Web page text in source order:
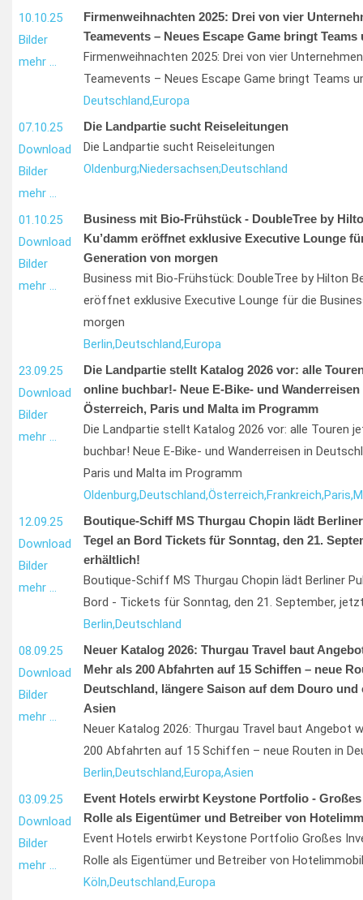
10.10.25
Bilder
mehr …
Firmenweihnachten 2025: Drei von vier
Teamevents – Neues Escape Game bringt Teams
Firmenweihnachten 2025: Drei von vier
Teamevents – Neues Escape Game bringt Teams
Deutschland,Europa
07.10.25
Download
Bilder
mehr …
Die Landpartie sucht Reiseleitungen
Die Landpartie sucht Reiseleitungen
Oldenburg;Niedersachsen;Deutschland
01.10.25
Download
Bilder
mehr …
Business mit Bio-Frühstück - DoubleTree by
Ku’damm eröffnet exklusive Executive Lounge
Generation von morgen
Business mit Bio-Frühstück: DoubleTree by Hilton
eröffnet exklusive Executive Lounge für die
morgen
Berlin,Deutschland,Europa
23.09.25
Download
Bilder
mehr …
Die Landpartie stellt Katalog 2026 vor: alle
online buchbar!- Neue E-Bike- und
Österreich, Paris und Malta im Programm
Die Landpartie stellt Katalog 2026 vor: alle Touren
buchbar! Neue E-Bike- und Wanderreisen in
Paris und Malta im Programm
Oldenburg,Deutschland,Österreich,Frankreich,Paris,
12.09.25
Download
Bilder
mehr …
Boutique-Schiff MS Thurgau Chopin lädt
Tegel an Bord Tickets für Sonntag, den 21.
erhältlich!
Boutique-Schiff MS Thurgau Chopin lädt Berliner
Bord - Tickets für Sonntag, den 21. September,
Berlin,Deutschland
08.09.25
Download
Bilder
mehr …
Neuer Katalog 2026: Thurgau Travel baut
Mehr als 200 Abfahrten auf 15 Schiffen – neue
Deutschland, längere Saison auf dem Douro und
Asien
Neuer Katalog 2026: Thurgau Travel baut Angebot
200 Abfahrten auf 15 Schiffen – neue Routen in
Berlin,Deutschland,Europa,Asien
03.09.25
Download
Bilder
mehr …
Event Hotels erwirbt Keystone Portfolio -
Rolle als Eigentümer und Betreiber von
Event Hotels erwirbt Keystone Portfolio Großes
Rolle als Eigentümer und Betreiber von
Köln,Deutschland,Europa